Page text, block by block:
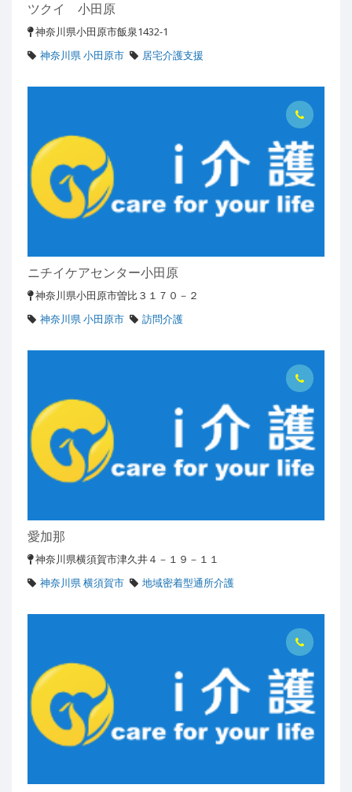
ツクイ 小田原
神奈川県小田原市飯泉1432-1
神奈川県 小田原市
居宅介護支援
ニチイケアセンター小田原
神奈川県小田原市曽比３１７０－２
神奈川県 小田原市
訪問介護
愛加那
神奈川県横須賀市津久井４－１９－１１
神奈川県 横須賀市
地域密着型通所介護